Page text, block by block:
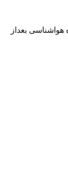
تراز اداره هواشناسی بعداز